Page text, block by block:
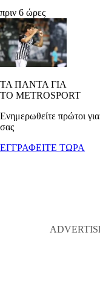
πριν 6 ώρες
ΤΑ ΠΑΝΤΑ ΓΙΑ
ΤΟ METROSPORT
Ενημερωθείτε πρώτοι
σας
ΕΓΓΡΑΦΕΙΤΕ ΤΩΡΑ